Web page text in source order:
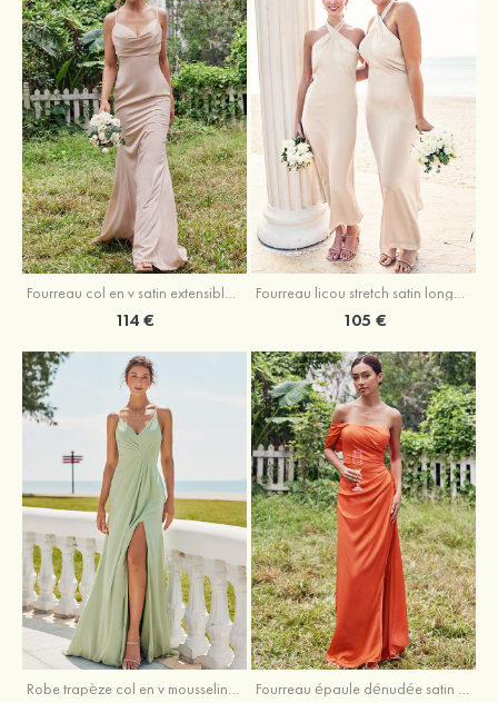
Fourreau col en v satin extensible ras du sol robe de demoiselle d'honneur
114 €
Fourreau licou stretch satin longueur cheville robe de demoiselle d'honneur
105 €
Robe trapèze col en v mousseline ras du sol robe de demoiselle d'honneur Fourreau épaule dénudée satin extensible ras du sol robe de demoiselle d'honneur